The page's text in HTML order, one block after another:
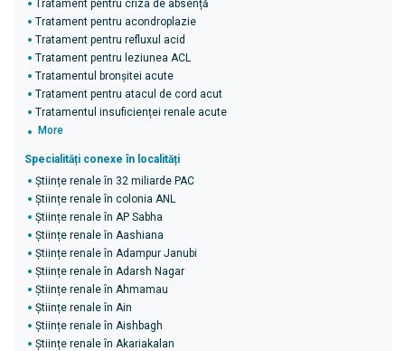
Tratament pentru criza de absență
Tratament pentru acondroplazie
Tratament pentru refluxul acid
Tratament pentru leziunea ACL
Tratamentul bronșitei acute
Tratament pentru atacul de cord acut
Tratamentul insuficienței renale acute
More
Specialități conexe în localități
Științe renale în 32 miliarde PAC
Științe renale în colonia ANL
Științe renale în AP Sabha
Științe renale în Aashiana
Științe renale în Adampur Janubi
Științe renale în Adarsh ​​Nagar
Științe renale în Ahmamau
Științe renale în Ain
Științe renale în Aishbagh
Științe renale în Akariakalan